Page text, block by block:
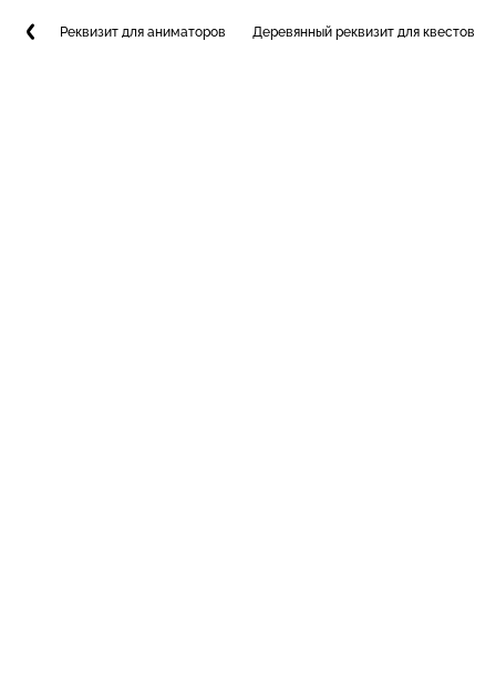
Реквизит для аниматоров Деревянный реквизит для квестов и